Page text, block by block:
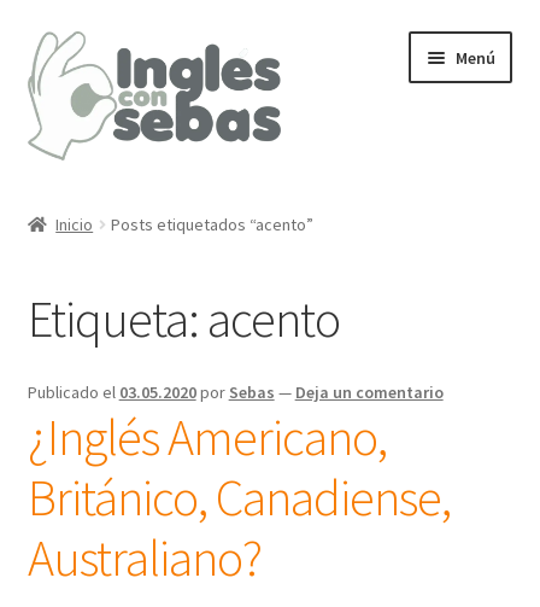
Ir
a
la
navegación
Ir
al
contenido
Menú
Inicio Posts etiquetados “acento”
Etiqueta: acento
Publicado el 03.05.2020por Sebas — Deja un comentario
¿Inglés Americano,
Británico, Canadiense,
Australiano?